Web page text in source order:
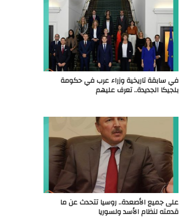
في سابقة تاريخية وزراء عرب في حكومة
بلجيكا الجديدة.. تعرف عليهم
على جميع الأصعدة.. روسيا تتحدث عن ما
قدمته لنظام الأسد ولسوريا